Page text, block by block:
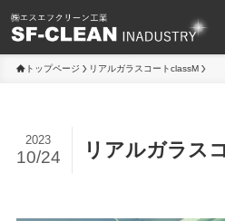
トップページ リアルガラスコートclassM
リアルガラス
2023
10/24